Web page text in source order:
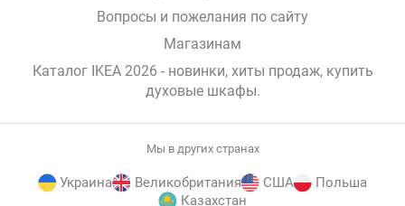
х
д
о
г
Вопросы и пожелания по сайту
Магазинам
Каталог IKEA 2026 - новинки, хиты продаж, купить
духовые шкафы.
Мы в других странах
Украина Великобритания США
Польша
Казахстан